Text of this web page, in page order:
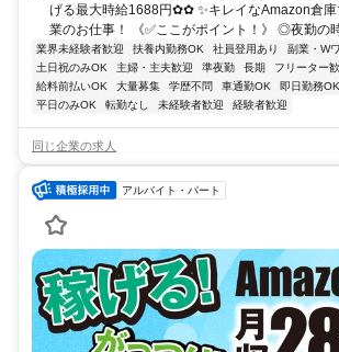
げる最大時給1688円✿✿ ✨️キレイなAmazon倉
業のお仕事！ 《✅️ここがポイント！》 ◎夜勤の時
業界未経験者歓迎 扶養内勤務OK 社員登用あり
副業・W
土日祝のみOK
主婦・主夫歓迎 準夜勤 長期 フリーター
給料前払いOK
大量募集 学歴不問 車通勤OK 即日勤務OK
平日のみOK
転勤なし 未経験者歓迎 経験者歓迎
同じ企業の求人
アルバイト・パート